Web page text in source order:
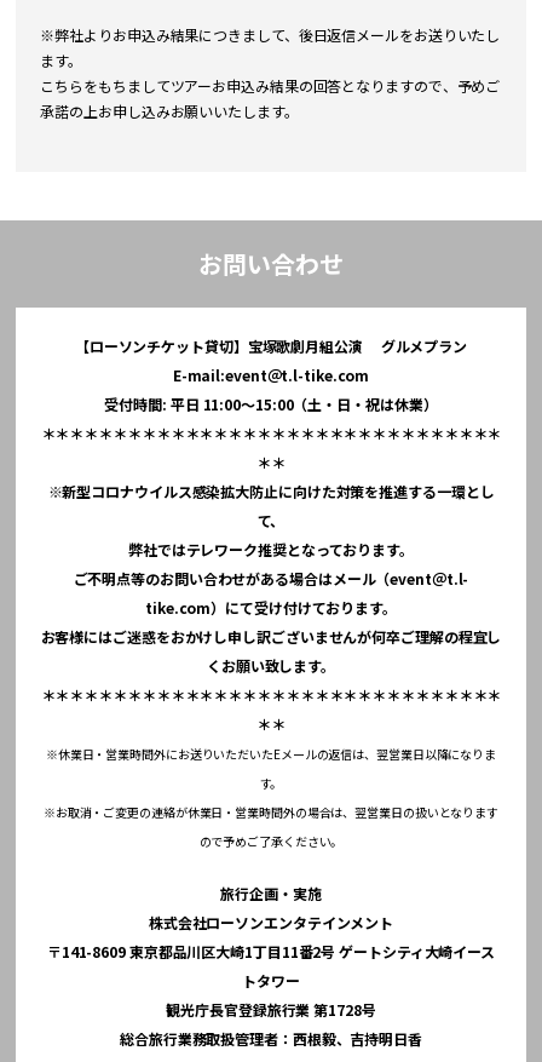
※弊社よりお申込み結果につきまして、後日返信メールをお送りいたし
ます。
こちらをもちましてツアーお申込み結果の回答となりますので、予めご
承諾の上お申し込みお願いいたします。
お問い合わせ
【ローソンチケット貸切】宝塚歌劇月組公演 グルメプラン
E-mail:event＠t.l-tike.com
受付時間: 平日 11:00～15:00（土・日・祝は休業）
＊＊＊＊＊＊＊＊＊＊＊＊＊＊＊＊＊＊＊＊＊＊＊＊＊＊＊＊＊＊＊＊
＊＊
※新型コロナウイルス感染拡大防止に向けた対策を推進する一環とし
て、
弊社ではテレワーク推奨となっております。
ご不明点等のお問い合わせがある場合はメール（event＠t.l-
tike.com）にて受け付けております。
お客様にはご迷惑をおかけし申し訳ございませんが何卒ご理解の程宜し
くお願い致します。
＊＊＊＊＊＊＊＊＊＊＊＊＊＊＊＊＊＊＊＊＊＊＊＊＊＊＊＊＊＊＊＊
＊＊
※休業日・営業時間外にお送りいただいたEメールの返信は、翌営業日以降になりま
す。
※お取消・ご変更の連絡が休業日・営業時間外の場合は、翌営業日の扱いとなります
ので予めご了承ください。
旅行企画・実施
株式会社ローソンエンタテインメント
〒141-8609 東京都品川区大崎1丁目11番2号 ゲートシティ大崎イース
トタワー
観光庁長官登録旅行業 第1728号
総合旅行業務取扱管理者：西根毅、吉持明日香